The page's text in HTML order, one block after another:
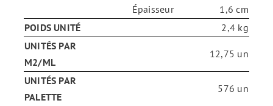
Épaisseur
1,6 cm
POIDS UNITÉ
2,4 kg
UNITÉS PAR
M2/ML
12,75 un
UNITÉS PAR
PALETTE
576 un